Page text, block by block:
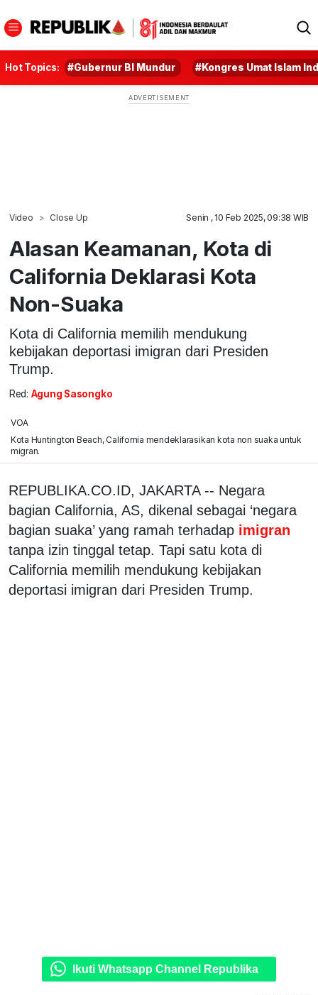
Hot Topics: #Gubernur BI Mundur #Kongres Umat Islam
Video Close Up Senin , 10 Feb 2025, 09:38 WIB
Alasan Keamanan, Kota di
California Deklarasi Kota
Non-Suaka
Kota di California memilih mendukung
kebijakan deportasi imigran dari Presiden
Trump.
Red: Agung Sasongko
VOA
Kota Huntington Beach, California mendeklarasikan kota non suaka untuk
migran.
REPUBLIKA.CO.ID, JAKARTA -- Negara
bagian California, AS, dikenal sebagai ‘negara
bagian suaka’ yang ramah terhadap imigran
tanpa izin tinggal tetap. Tapi satu kota di
California memilih mendukung kebijakan
deportasi imigran dari Presiden Trump.
Ikuti Whatsapp Channel Republika